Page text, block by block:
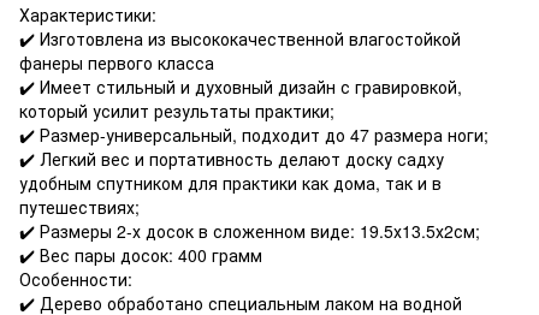
Характеристики:
✔️ Изготовлена из высококачественной влагостойкой
фанеры первого класса
✔️ Имеет стильный и духовный дизайн с гравировкой,
который усилит результаты практики;
✔️ Размер-универсальный, подходит до 47 размера ноги;
✔️ Легкий вес и портативность делают доску садху
удобным спутником для практики как дома, так и в
путешествиях;
✔️ Размеры 2-х досок в сложенном виде: 19.5х13.5х2см;
✔️ Вес пары досок: 400 грамм
Особенности:
✔️ Дерево обработано специальным лаком на водной